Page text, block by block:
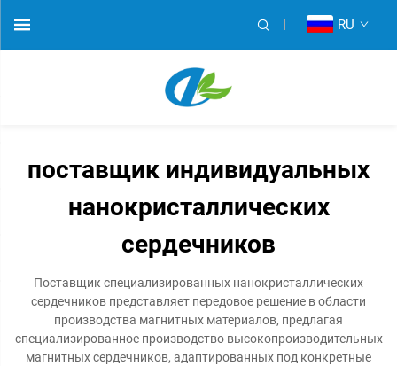
RU
поставщик индивидуальных
нанокристаллических
сердечников
Поставщик специализированных нанокристаллических
сердечников представляет передовое решение в области
производства магнитных материалов, предлагая
специализированное производство высокопроизводительных
магнитных сердечников, адаптированных под конкретные